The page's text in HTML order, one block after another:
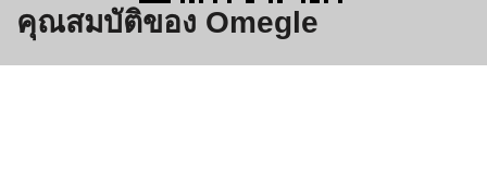
คุณสมบัติของ Omegle